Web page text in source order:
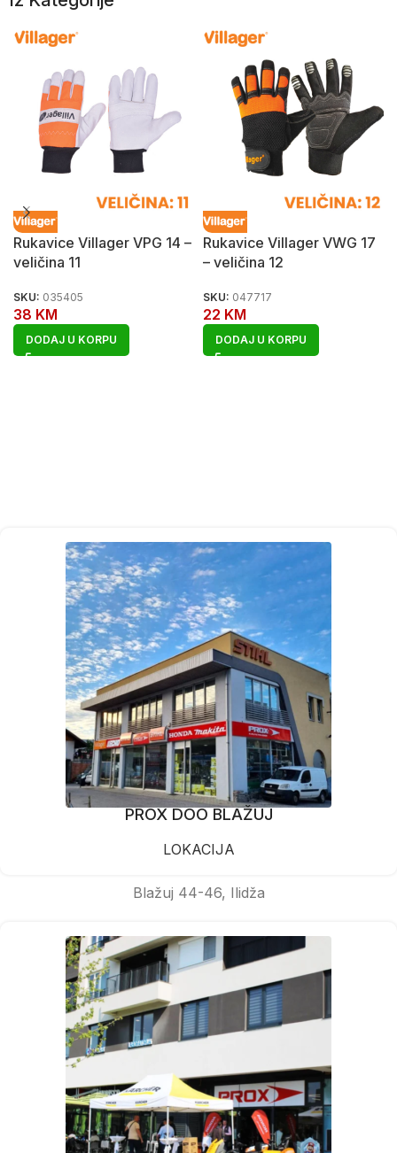
Rukavice Villager VPG 14 –
veličina 11
SKU: 035405
38 KM
DODAJ U KORPU
Rukavice Villager VWG 17
– veličina 12
SKU: 047717
22 KM
DODAJ U KORPU
PROX DOO BLAŽUJ
LOKACIJA
Blažuj 44-46, Ilidža